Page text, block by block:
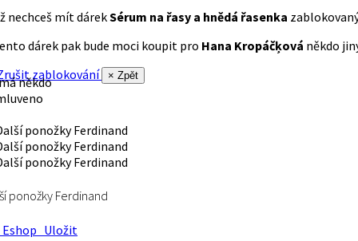
nechceš mít dárekSérum na řasy a hnědá řasenka
dárek pak bude moci koupit pro Hana Kropáčķová někdo
zablokování
× Zpět
někdo
ponožky Ferdinand
Uložit